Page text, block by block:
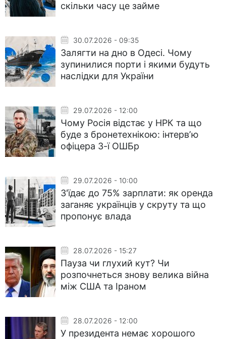
скільки часу це займе
30.07.2026 - 09:35
Залягти на дно в Одесі. Чому
зупинилися порти і якими будуть
наслідки для України
29.07.2026 - 12:00
Чому Росія відстає у НРК та що
буде з бронетехнікою: інтервʼю
офіцера 3-ї ОШБр
29.07.2026 - 10:00
З'їдає до 75% зарплати: як оренда
заганяє українців у скруту та що
пропонує влада
28.07.2026 - 15:27
Пауза чи глухий кут? Чи
розпочнеться знову велика війна
між США та Іраном
28.07.2026 - 12:00
У президента немає хорошого